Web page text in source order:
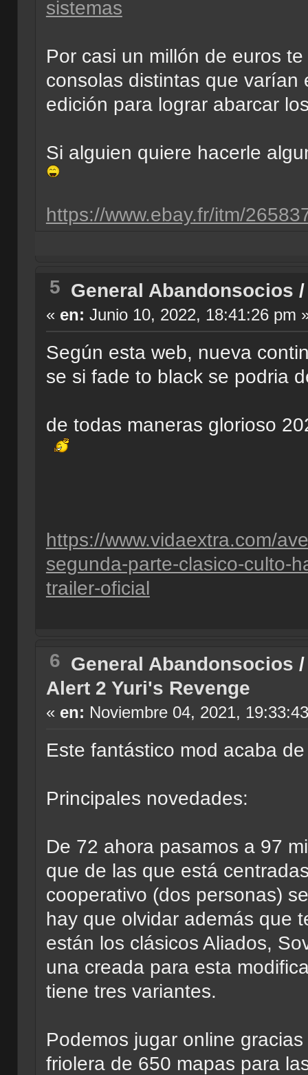
sistemas
Por casi un millón de euros
consolas distintas que varían
edición para lograr abarcar
Si alguien quiere hacerle
https://www.ebay.fr/itm/
5 General Abandonsocios
« en: Junio 10, 2022, 18:41:26 pm
Según esta web, nueva
se si fade to black se podria
de todas maneras glorioso
https://www.vidaextra.com/
segunda-parte-clasico-culto-
trailer-oficial
6 General Abandonsocios
Alert 2 Yuri's Revenge
« en: Noviembre 04, 2021,
Este fantástico mod acaba
Principales novedades:
De 72 ahora pasamos a 97
que de las que está
cooperativo (dos personas)
hay que olvidar además que
están los clásicos Aliados,
una creada para esta
tiene tres variantes.
Podemos jugar online
friolera de 650 mapas para